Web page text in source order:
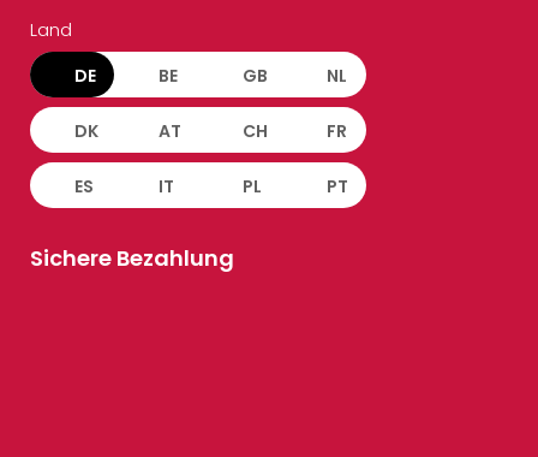
Land
DE BE GB NL
DK AT CH FR
ES IT PL PT
Sichere Bezahlung